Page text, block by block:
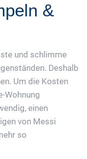
&
und schlimme
Deshalb
Um die Kosten
Wohnung
einen
von Messi
so